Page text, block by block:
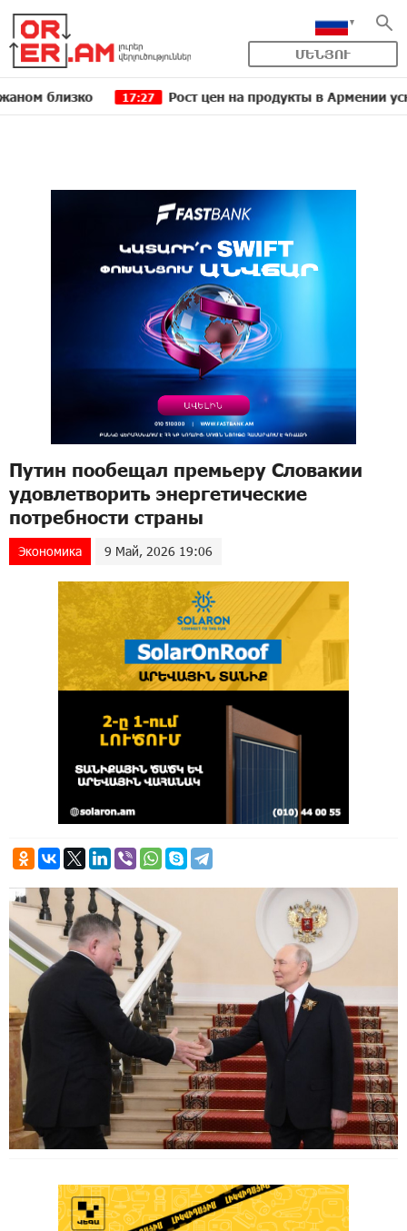
ՄԵՆՅՈՒ
17:27 Рост цен на продукты в Армении
Путин пообещал премьеру Словакии
удовлетворить энергетические
потребности страны
Экономика 9 Май, 2026 19:06